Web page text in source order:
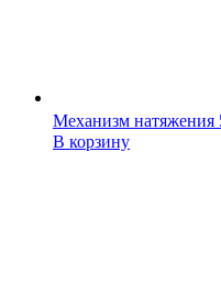
Механизм натяжения
В корзину